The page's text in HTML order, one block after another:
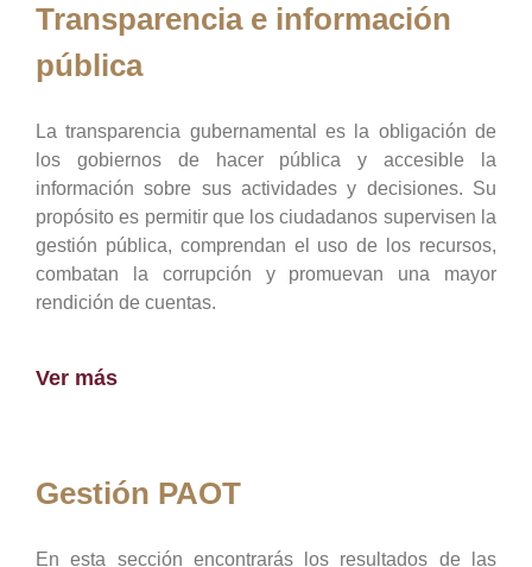
Transparencia e información
pública
La transparencia gubernamental es la obligación de
los gobiernos de hacer pública y accesible la
información sobre sus actividades y decisiones. Su
propósito es permitir que los ciudadanos supervisen la
gestión pública, comprendan el uso de los recursos,
combatan la corrupción y promuevan una mayor
rendición de cuentas.
Ver más
Gestión PAOT
En esta sección encontrarás los resultados de las